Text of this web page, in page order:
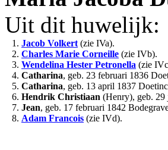
Uit dit huwelijk:
1. Jacob Volkert (zie IVa).
2. Charles Marie Corneille (zie IVb).
3. Wendelina Hester Petronella (zie
4. Catharina, geb. 23 februari 1836
5. Catharina, geb. 13 april 1837
6. Hendrik Christiaan (Henry), geb.
7. Jean, geb. 17 februari 1842
8. Adam Francois (zie IVd).